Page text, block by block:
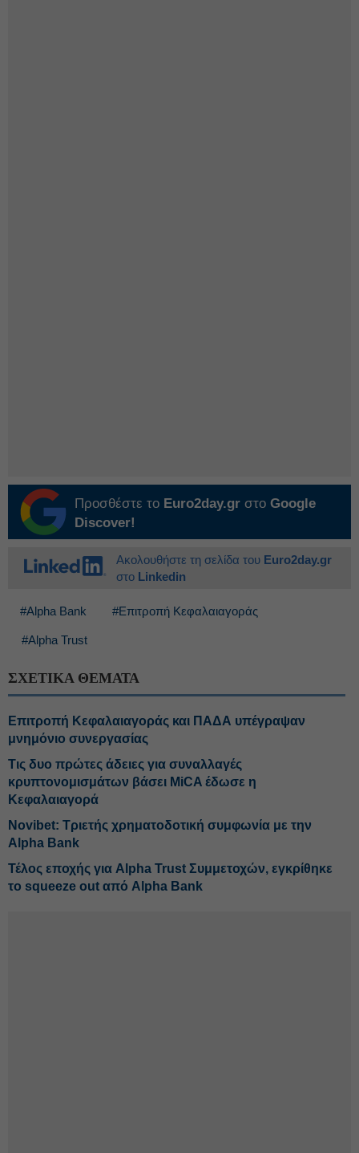
Προσθέστε το Euro2day.gr στο Google
Discover!
Ακολουθήστε τη σελίδα του Euro2day.gr
στο Linkedin
#Alpha Bank #Επιτροπή Κεφαλαιαγοράς
#Alpha Trust
ΣΧΕΤΙΚΑ ΘΕΜΑΤΑ
Επιτροπή Κεφαλαιαγοράς και ΠΑΔΑ υπέγραψαν
μνημόνιο συνεργασίας
Τις δυο πρώτες άδειες για συναλλαγές
κρυπτονομισμάτων βάσει MiCA έδωσε η
Κεφαλαιαγορά
Novibet: Τριετής χρηματοδοτική συμφωνία με την
Alpha Bank
Τέλος εποχής για Alpha Trust Συμμετοχών, εγκρίθηκε
το squeeze out από Alpha Bank